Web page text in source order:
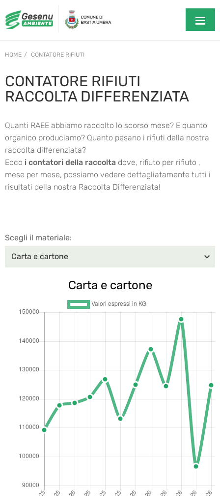
HOME CONTATORE RIFIUTI
CONTATORE RIFIUTI
RACCOLTA DIFFERENZIATA
Quanti RAEE abbiamo raccolto lo scorso mese? E quanto
organico produciamo? Quanto pesano i rifiuti della nostra
raccolta differenziata?
Ecco i contatori della raccolta dove, rifiuto per rifiuto ,
mese per mese, possiamo vedere dettagliatamente tutti i
risultati della nostra Raccolta Differenziata!
Scegli il materiale: